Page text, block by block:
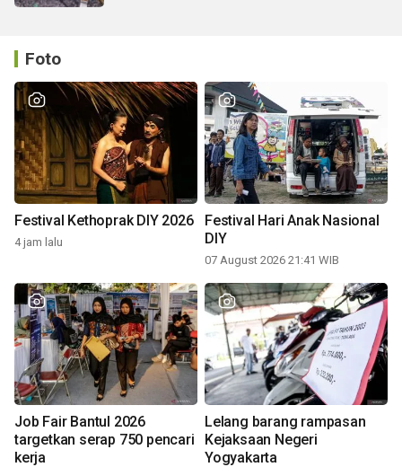
Foto
Festival Kethoprak DIY 2026
4 jam lalu
Festival Hari Anak Nasional
DIY
07 August 2026 21:41 WIB
Job Fair Bantul 2026
targetkan serap 750 pencari
kerja
Lelang barang rampasan
Kejaksaan Negeri
Yogyakarta